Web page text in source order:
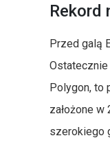
Rekord
Przed galą
Ostatecznie
Polygon, to
założone w
szerokiego